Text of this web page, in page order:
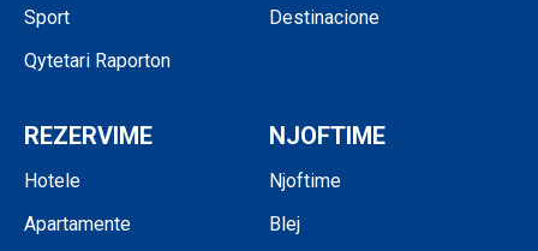
Sport
Qytetari Raporton
Destinacione
REZERVIME
Hotele
Apartamente
NJOFTIME
Njoftime
Blej